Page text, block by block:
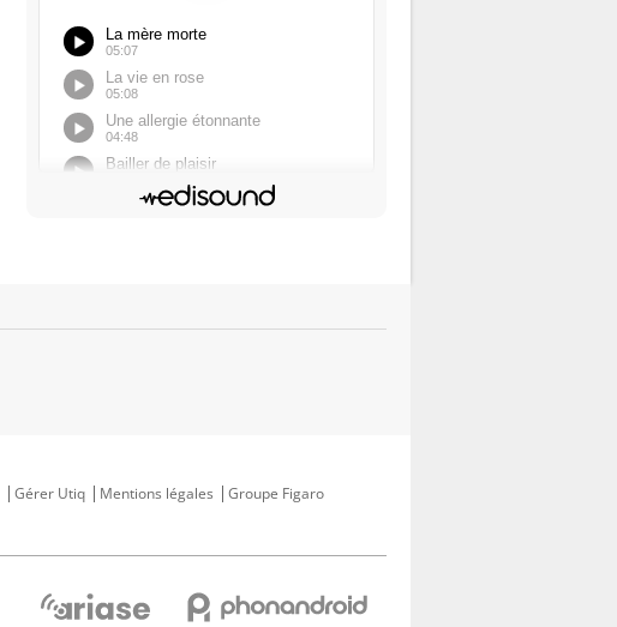
Gérer Utiq Mentions légales
Groupe Figaro